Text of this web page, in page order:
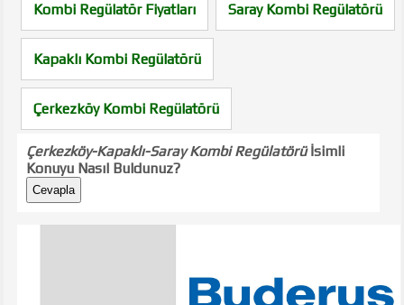
Kombi Regülatör Fiyatları Saray Kombi Regülatörü
Kapaklı Kombi Regülatörü
Çerkezköy Kombi Regülatörü
Çerkezköy-Kapaklı-Saray Kombi Regülatörüİsimli
Konuyu Nasıl Buldunuz?
Cevapla